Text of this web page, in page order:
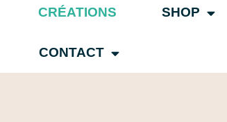
CRÉATIONS SHOP
CONTACT